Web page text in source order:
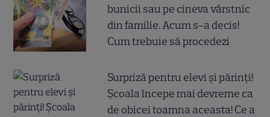
bunicii sau pe cineva vârstnic
din familie. Acum s-a decis!
Cum trebuie să procedezi
Surpriză pentru elevi și părinți!
Școala începe mai devreme ca
de obicei toamna aceasta! Ce a